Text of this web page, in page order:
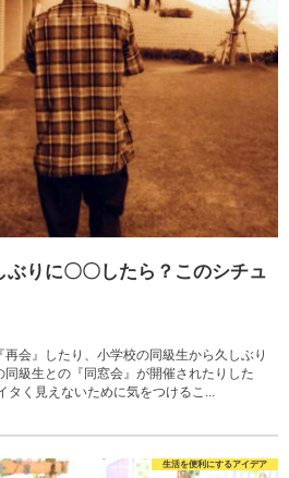
りに〇〇したら？このシチュ
会』したり、小学校の同級生から久しぶり
級生との『同窓会』が開催されたりした
タく見えないために気をつけるこ...
生活を便利にするアイデア